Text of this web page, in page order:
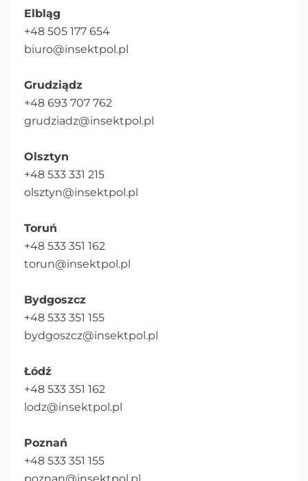
Elbląg
+48 505 177 654
biuro@insektpol.pl
Grudziądz
+48 693 707 762
grudziadz@insektpol.pl
Olsztyn
+48 533 331 215
olsztyn@insektpol.pl
Toruń
+48 533 351 162
torun@insektpol.pl
Bydgoszcz
+48 533 351 155
bydgoszcz@insektpol.pl
Łódź
+48 533 351 162
lodz@insektpol.pl
Poznań
+48 533 351 155